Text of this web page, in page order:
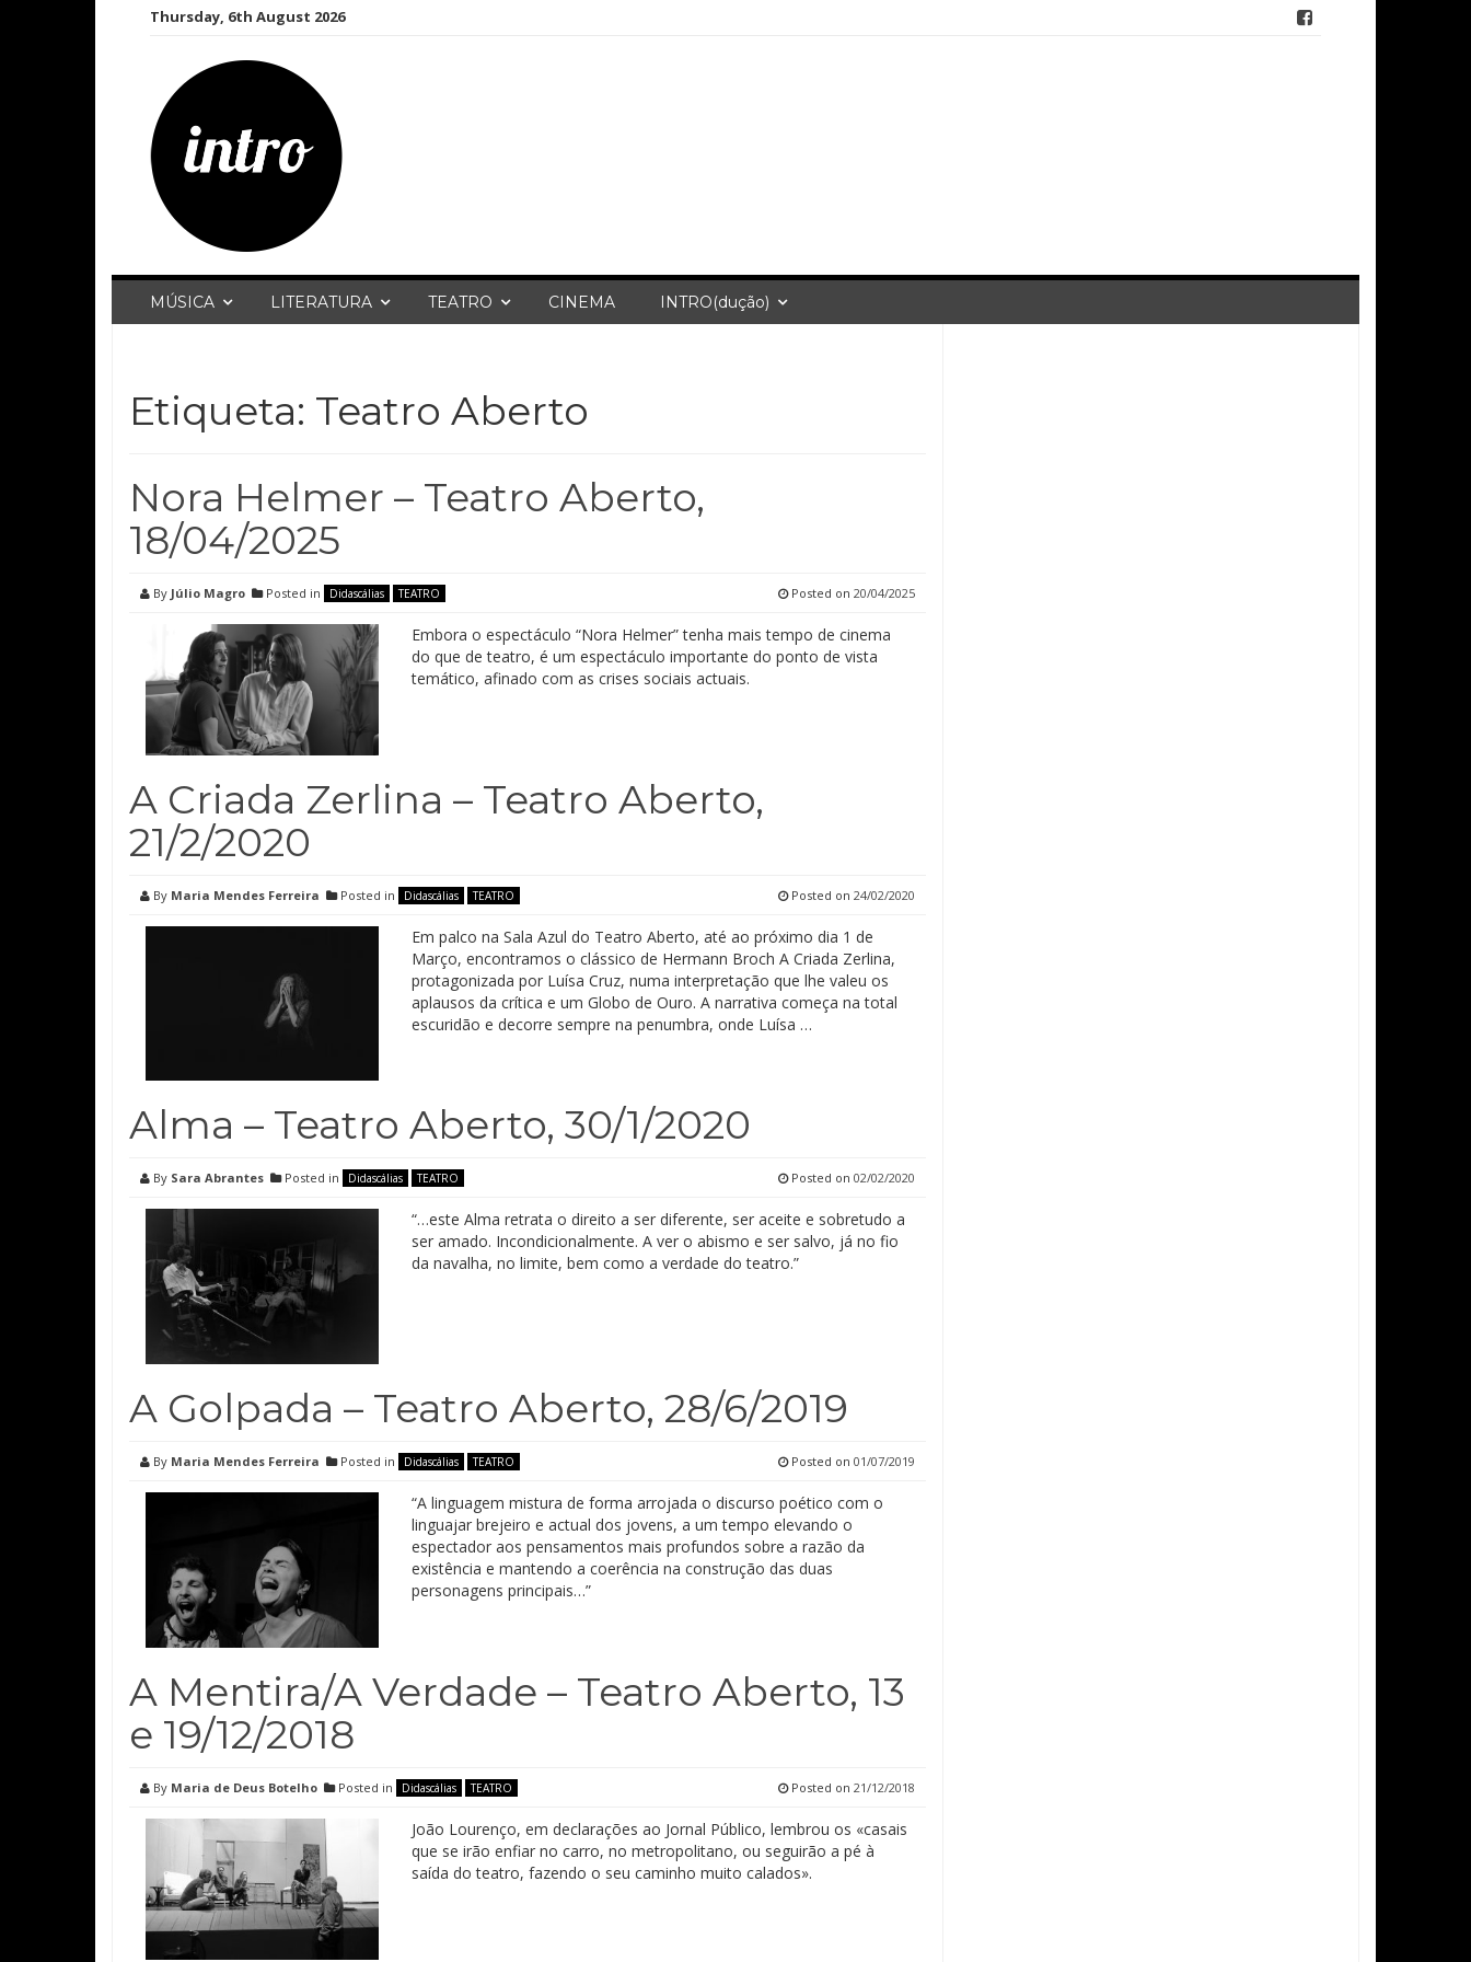
Thursday, 6th August 2026
MÚSICA LITERATURA TEATRO CINEMA INTRO(dução)
Etiqueta: Teatro Aberto
Nora Helmer – Teatro Aberto,
18/04/2025
By Júlio Magro Posted in Didascálias TEATRO Posted on 20/04/2025
Embora o espectáculo “Nora Helmer” tenha mais tempo de cinema
do que de teatro, é um espectáculo importante do ponto de vista
temático, afinado com as crises sociais actuais.
A Criada Zerlina – Teatro Aberto,
21/2/2020
By Maria Mendes Ferreira Posted in Didascálias TEATRO Posted on 24/02/2020
Em palco na Sala Azul do Teatro Aberto, até ao próximo dia 1 de
Março, encontramos o clássico de Hermann Broch A Criada Zerlina,
protagonizada por Luísa Cruz, numa interpretação que lhe valeu os
aplausos da crítica e um Globo de Ouro. A narrativa começa na total
escuridão e decorre sempre na penumbra, onde Luísa …
Alma – Teatro Aberto, 30/1/2020
By Sara Abrantes Posted in Didascálias TEATRO Posted on 02/02/2020
“…este Alma retrata o direito a ser diferente, ser aceite e sobretudo a
ser amado. Incondicionalmente. A ver o abismo e ser salvo, já no fio
da navalha, no limite, bem como a verdade do teatro.”
A Golpada – Teatro Aberto, 28/6/2019
By Maria Mendes Ferreira Posted in Didascálias TEATRO Posted on 01/07/2019
“A linguagem mistura de forma arrojada o discurso poético com o
linguajar brejeiro e actual dos jovens, a um tempo elevando o
espectador aos pensamentos mais profundos sobre a razão da
existência e mantendo a coerência na construção das duas
personagens principais…”
A Mentira/A Verdade – Teatro Aberto, 13
e 19/12/2018
By Maria de Deus Botelho Posted in Didascálias TEATRO Posted on 21/12/2018
João Lourenço, em declarações ao Jornal Público, lembrou os «casais
que se irão enfiar no carro, no metropolitano, ou seguirão a pé à
saída do teatro, fazendo o seu caminho muito calados».